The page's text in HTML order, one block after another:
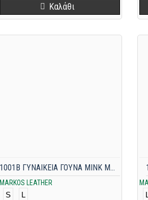
Καλάθι
MARKOS LEATHER
1001B ΓΥΝΑΙΚΕΙΑ ΓΟΥΝΑ MINK ΜΠΕΖ
S L